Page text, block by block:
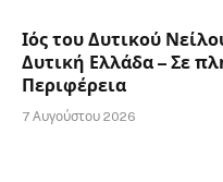
Ιός του Δυτικού
Δυτική Ελλάδα – Σε
Περιφέρεια
7 Αυγούστου 2026